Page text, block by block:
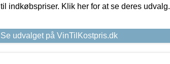
til indkøbspriser. Klik her for at se deres udvalg.
Se udvalget på VinTilKostpris.dk